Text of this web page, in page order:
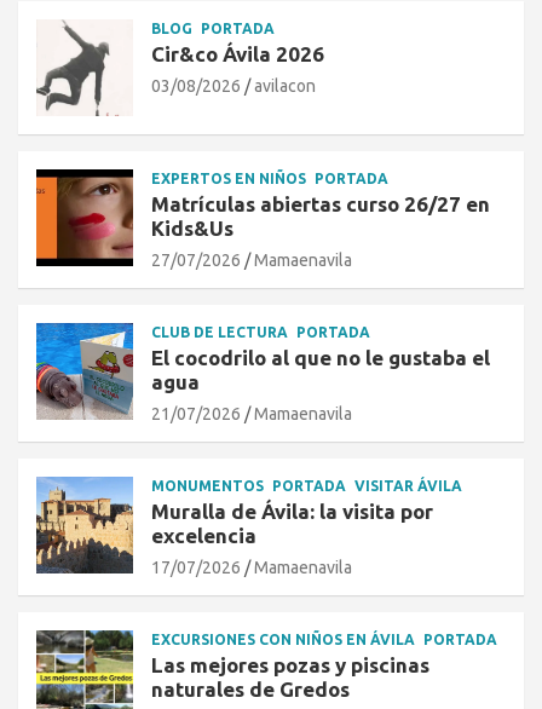
BLOG PORTADA
Cir&co Ávila 2026
03/08/2026 avilacon
EXPERTOS EN NIÑOS PORTADA
Matrículas abiertas curso 26/27 en
Kids&Us
27/07/2026 Mamaenavila
CLUB DE LECTURA PORTADA
El cocodrilo al que no le gustaba el
agua
21/07/2026 Mamaenavila
MONUMENTOS PORTADA VISITAR ÁVILA
Muralla de Ávila: la visita por
excelencia
17/07/2026 Mamaenavila
EXCURSIONES CON NIÑOS EN ÁVILA PORTADA
Las mejores pozas y piscinas
naturales de Gredos